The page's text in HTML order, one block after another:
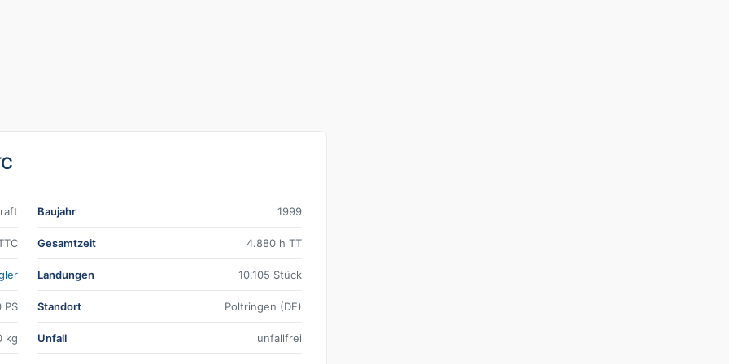
PS
kg
Baujahr 1999
Gesamtzeit 4.880 h TT
Landungen 10.105 Stück
Standort Poltringen (DE)
Unfall unfallfrei